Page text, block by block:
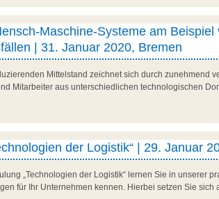
Maschine-Systeme am Beispiel
| 31. Januar 2020, Bremen
Mittelstand zeichnet sich durch zunehmend
Mitarbeiter aus unterschiedlichen technologischen
der Logistik“ | 29. Januar
„Technologien der Logistik“ lernen Sie in unserer
für Ihr Unternehmen kennen. Hierbei setzen Sie sich